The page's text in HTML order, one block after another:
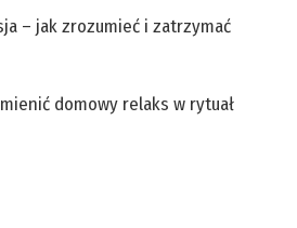
– jak zrozumieć i zatrzymać
domowy relaks w rytuał